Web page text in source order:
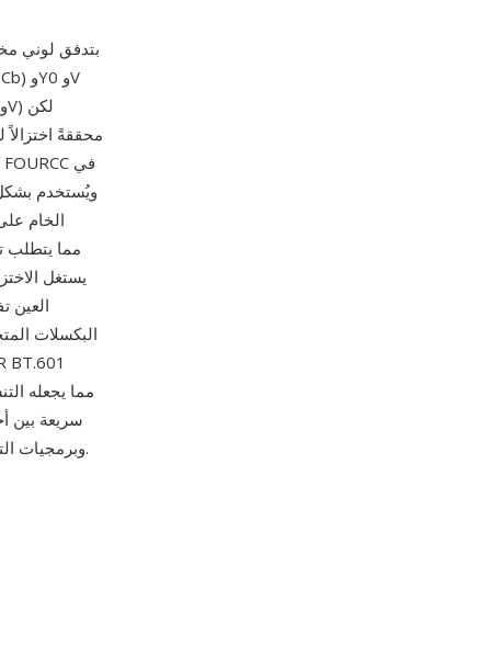
العين
البكسلات
وImageMagick وبرمجيات التقاط/تحرير الفيديو الاحترافية.